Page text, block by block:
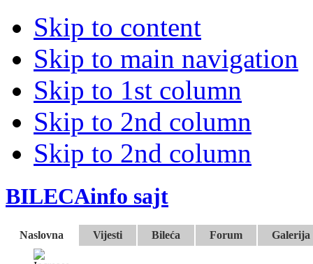
Skip to content
Skip to main navigation
Skip to 1st column
Skip to 2nd column
Skip to 2nd column
BILECAinfo sajt
Naslovna Vijesti Bileća Forum Galerija